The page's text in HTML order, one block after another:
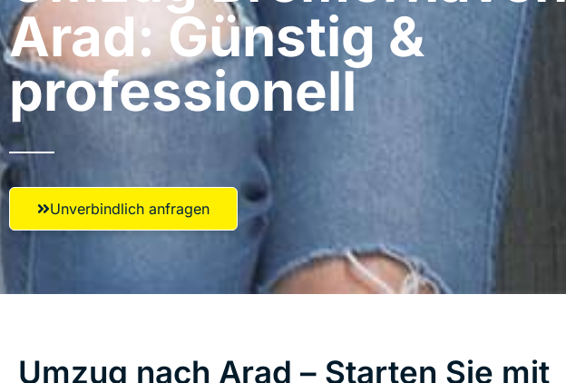
Arad: Günstig &
professionell​
Unverbindlich anfragen
Umzug nach Arad – Starten Sie mit